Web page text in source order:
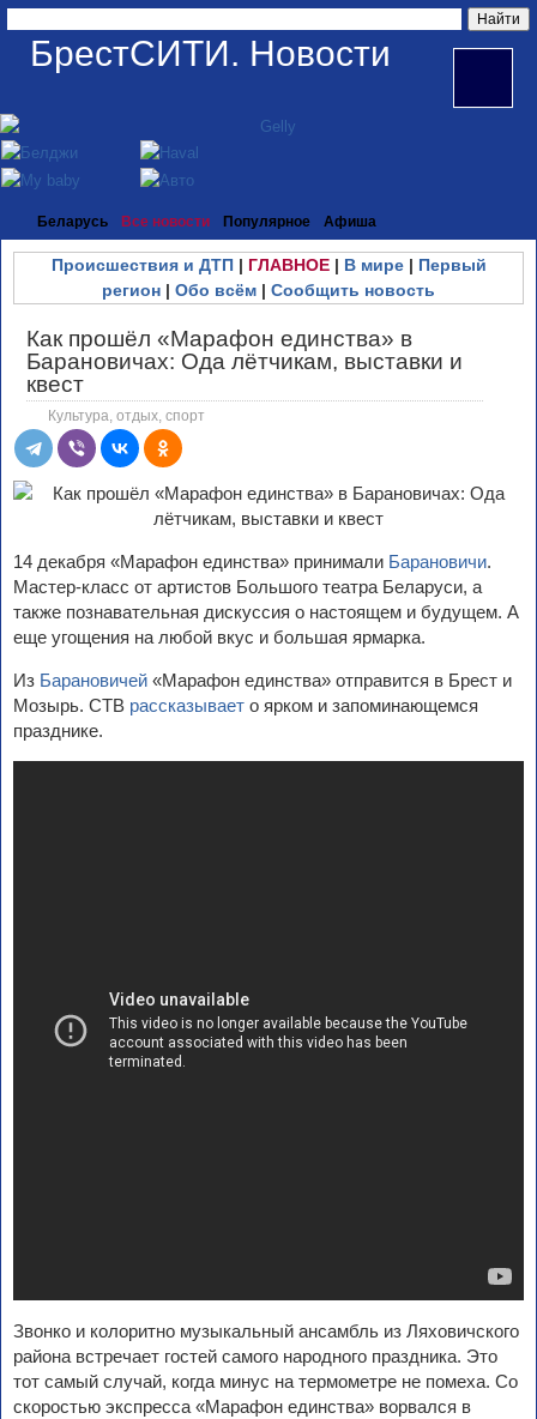
БрестСИТИ. Новости
Беларусь Все новости Популярное Афиша
Происшествия и ДТП| ГЛАВНОЕ| В мире| Первый
регион | Обо всём | Сообщить новость
Как прошёл «Марафон единства» в
Барановичах: Ода лётчикам, выставки и
квест
Культура, отдых, спорт
14 декабря «Марафон единства» принимали Барановичи.
Мастер-класс от артистов Большого театра Беларуси, а
также познавательная дискуссия о настоящем и будущем. А
еще угощения на любой вкус и большая ярмарка.
Из Барановичей «Марафон единства» отправится в Брест и
Мозырь. СТВ рассказывает о ярком и запоминающемся
празднике.
Звонко и колоритно музыкальный ансамбль из Ляховичского
района встречает гостей самого народного праздника. Это
тот самый случай, когда минус на термометре не помеха. Со
скоростью экспресса «Марафон единства» ворвался в